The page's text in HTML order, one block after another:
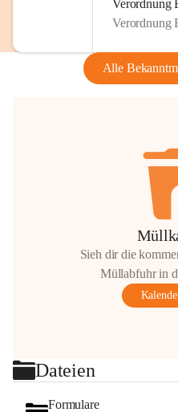
Verordnung
Verordnung
Alle
Sieh dir die
Müllabfuhr in
Dateien
Formulare